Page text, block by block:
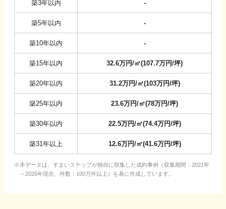
築3年以内 -
築5年以内 -
築10年以内 -
築15年以内 32.6万円/㎡(107.7万円/坪)
築20年以内 31.2万円/㎡(103万円/坪)
築25年以内 23.6万円/㎡(78万円/坪)
築30年以内 22.5万円/㎡(74.4万円/坪)
築31年以上 12.6万円/㎡(41.6万円/坪)
本データは、すまいステップが独自に収集した成約事例（収集期間：2021年
～2026年現在、件数：100万件以上）を基に作成しています。